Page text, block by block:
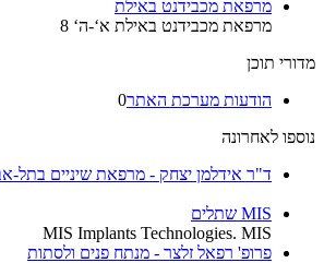
מרפאת מכבידנט באילת
מרפאת מכבידנט באילת א‘-ה‘ 8
מדורי תוכן
הודעות מערכת האתר0
נוספו לאחרונה
ד"ר אידלמן יצחק - מרפאת שיניים בתל-
MIS שתלים
MIS Implants Technologies. MIS
פרופ' רפאל זלצר - מנתח פנים ולסתות